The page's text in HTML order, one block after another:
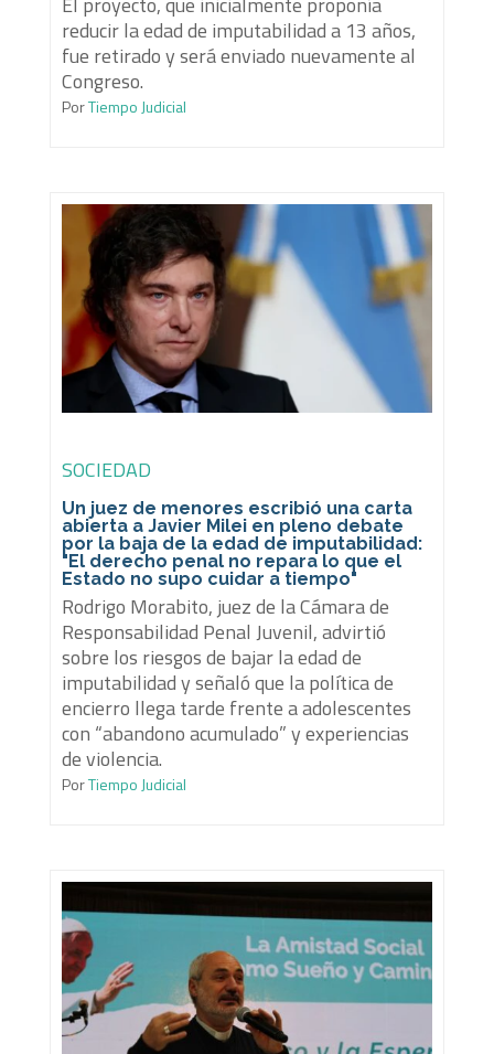
reducir la edad de imputabilidad a 13 años,
fue retirado y será enviado nuevamente al
Congreso.
PorTiempo Judicial
SOCIEDAD
Un juez de menores escribió una carta
abierta a Javier Milei en pleno debate
por la baja de la edad de imputabilidad:
"El derecho penal no repara lo que el
Estado no supo cuidar a tiempo"
Rodrigo Morabito, juez de la Cámara de
Responsabilidad Penal Juvenil, advirtió
sobre los riesgos de bajar la edad de
imputabilidad y señaló que la política de
encierro llega tarde frente a adolescentes
con “abandono acumulado” y experiencias
de violencia.
PorTiempo Judicial